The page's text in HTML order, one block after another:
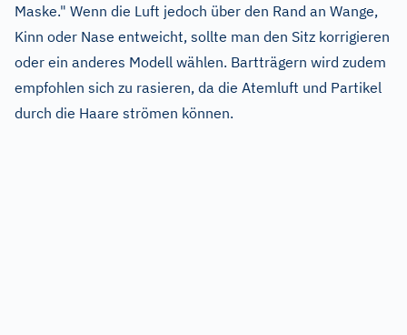
Maske." Wenn die Luft jedoch über den Rand an Wange,
Kinn oder Nase entweicht, sollte man den Sitz korrigieren
oder ein anderes Modell wählen. Bartträgern wird zudem
empfohlen sich zu rasieren, da die Atemluft und Partikel
durch die Haare strömen können.